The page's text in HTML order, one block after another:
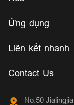
Ứng dụng
Liên kết nhanh
Contact Us
No.50